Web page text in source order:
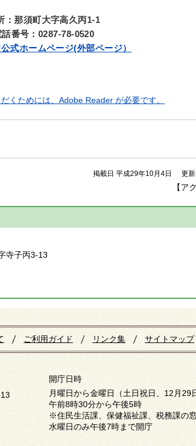
：那須町大字高久丙1-1
話番号：0287-78-0520
式ホームページ(外部ページ）
くためには、Adobe Reader が必要です。
掲載日 平成29年10月4日 更
【ア
寺子丙3-13
ご利用ガイド リンク集 サイトマップ
開庁日時
月曜日から金曜日（土日祝日、12月29
午前8時30分から午後5時
※住民生活課、保健福祉課、税務課の窓
水曜日のみ午後7時まで開庁